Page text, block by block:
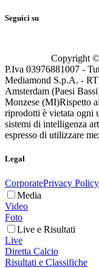
Seguici su
Copyright
P.Iva 03976881007 -
Mediamond S.p.A. -
Amsterdam (Paesi
Monzese (MI)Rispetto
riprodotti è vietata ogni
sistemi di intelligenza
espresso di utilizzare
Legal
CorporatePrivacy Policy
Media
Video
Foto
Live e Risultati
Live
Diretta Calcio
Risultati e Classifiche